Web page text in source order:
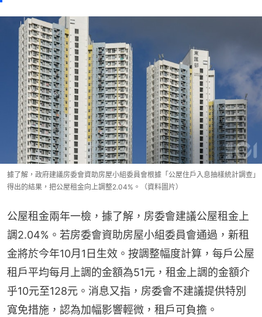
據了解，政府建議房委會資助房屋小組委員會根據「公屋住戶入息抽樣統計調查」
得出的結果，把公屋租金向上調整2.04%。（資料圖片）
公屋租金兩年一檢，據了解，房委會建議公屋租金上
調2.04%。若房委會資助房屋小組委員會通過，新租
金將於今年10月1日生效。按調整幅度計算，每戶公屋
租戶平均每月上調的金額為51元，租金上調的金額介
乎10元至128元。消息又指，房委會不建議提供特別
寬免措施，認為加幅影響輕微，租戶可負擔。